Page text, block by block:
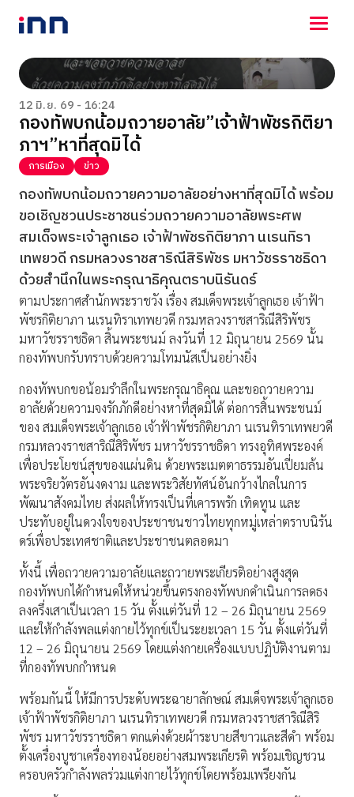
NEWS
ENTERTAINMENT
LIFESTYLE
HOROSCOPE
LOTTERY
VIDEO
ร่วมด้วยช่วยกัน
12 มิ.ย. 69 - 16:24
กองทัพบกน้อมถวายอาลัย”เจ้าฟ้าพัชรกิติยา
ภาฯ”หาที่สุดมิได้
การเมือง ข่าว
กองทัพบกน้อมถวายความอาลัยอย่างหาที่สุดมิได้ พร้อม
ขอเชิญชวนประชาชนร่วมถวายความอาลัยพระศพ
สมเด็จพระเจ้าลูกเธอ เจ้าฟ้าพัชรกิติยาภา นเรนทิรา
เทพยวดี กรมหลวงราชสาริณีสิริพัชร มหาวัชรราชธิดา
ด้วยสำนึกในพระกรุณาธิคุณตราบนิรันดร์
ตามประกาศสำนักพระราชวัง เรื่อง สมเด็จพระเจ้าลูกเธอ เจ้าฟ้า
พัชรกิติยาภา นเรนทิราเทพยวดี กรมหลวงราชสาริณีสิริพัชร
มหาวัชรราชธิดา สิ้นพระชนม์ ลงวันที่ 12 มิถุนายน 2569 นั้น
กองทัพบกรับทราบด้วยความโทมนัสเป็นอย่างยิ่ง
กองทัพบกขอน้อมรำลึกในพระกรุณาธิคุณ และขอถวายความ
อาลัยด้วยความจงรักภักดีอย่างหาที่สุดมิได้ ต่อการสิ้นพระชนม์
ของ สมเด็จพระเจ้าลูกเธอ เจ้าฟ้าพัชรกิติยาภา นเรนทิราเทพยวดี
กรมหลวงราชสาริณีสิริพัชร มหาวัชรราชธิดา ทรงอุทิศพระองค์
เพื่อประโยชน์สุขของแผ่นดิน ด้วยพระเมตตาธรรมอันเปี่ยมล้น
พระจริยวัตรอันงดงาม และพระวิสัยทัศน์อันกว้างไกลในการ
พัฒนาสังคมไทย ส่งผลให้ทรงเป็นที่เคารพรัก เทิดทูน และ
ประทับอยู่ในดวงใจของประชาชนชาวไทยทุกหมู่เหล่าตราบนิรัน
ดร์เพื่อประเทศชาติและประชาชนตลอดมา
ทั้งนี้ เพื่อถวายความอาลัยและถวายพระเกียรติอย่างสูงสุด
กองทัพบกได้กำหนดให้หน่วยขึ้นตรงกองทัพบกดำเนินการลดธง
ลงครึ่งเสาเป็นเวลา 15 วัน ตั้งแต่วันที่ 12 – 26 มิถุนายน 2569
และให้กำลังพลแต่งกายไว้ทุกข์เป็นระยะเวลา 15 วัน ตั้งแต่วันที่
12 – 26 มิถุนายน 2569 โดยแต่งกายเครื่องแบบปฏิบัติงานตาม
ที่กองทัพบกกำหนด
พร้อมกันนี้ ให้มีการประดับพระฉายาลักษณ์ สมเด็จพระเจ้าลูกเธอ
เจ้าฟ้าพัชรกิติยาภา นเรนทิราเทพยวดี กรมหลวงราชสาริณีสิริ
พัชร มหาวัชรราชธิดา ตกแต่งด้วยผ้าระบายสีขาวและสีดำ พร้อม
ตั้งเครื่องบูชาเครื่องทองน้อยอย่างสมพระเกียรติ พร้อมเชิญชวน
ครอบครัวกำลังพลร่วมแต่งกายไว้ทุกข์โดยพร้อมเพรียงกัน